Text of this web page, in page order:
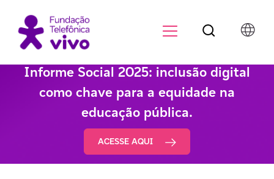
Informe Social 2025: inclusão digital
como chave para a equidade na
educação pública.
ACESSE AQUI
Botão de